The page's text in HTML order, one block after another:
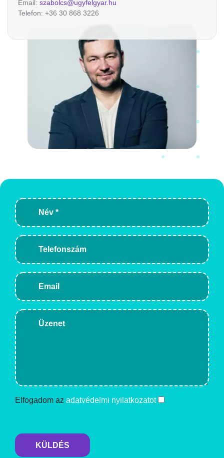
Email: szabolcs@ugyfelgyar.hu
Telefon: +36 30 868 3226
Elfogadom az adatvédelmi nyilatkozatot
KÜLDÉS